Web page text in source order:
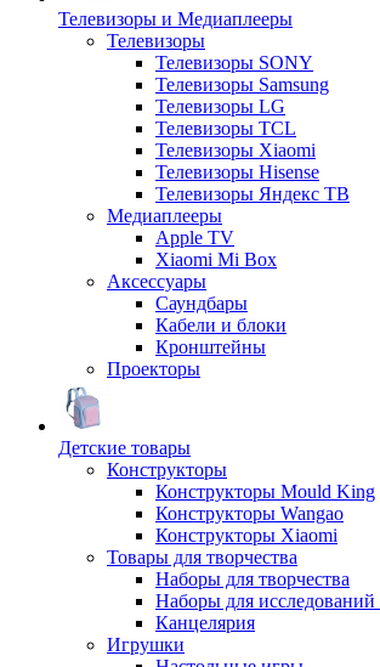
Телевизоры и Медиаплееры
Телевизоры
Телевизоры SONY
Телевизоры Samsung
Телевизоры LG
Телевизоры TCL
Телевизоры Xiaomi
Телевизоры Hisense
Телевизоры Яндекс ТВ
Медиаплееры
Apple TV
Xiaomi Mi Box
Аксессуары
Саундбары
Кабели и блоки
Кронштейны
Проекторы
Детские товары
Конструкторы
Конструкторы Mould King
Конструкторы Wangao
Конструкторы Xiaomi
Товары для творчества
Наборы для творчества
Наборы для
Канцелярия
Игрушки